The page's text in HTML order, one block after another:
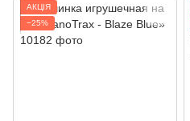
АКЦІЯ
−25%